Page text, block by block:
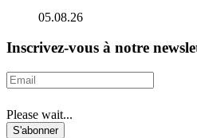
05.08.26
Inscrivez-vous à notre
Please wait...
S'abonner